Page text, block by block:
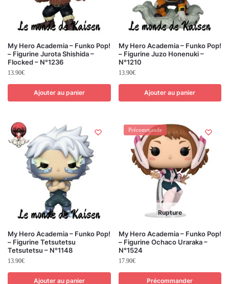
My Hero Academia – Funko Pop!
– Figurine Jurota Shishida –
Flocked – N°1236
13.90€
Ajouter au panier
My Hero Academia – Funko Pop!
– Figurine Juzo Honenuki –
N°1210
13.90€
Ajouter au panier
My Hero Academia – Funko Pop!
– Figurine Tetsutetsu
Tetsutetsu – N°1148
13.90€
Ajouter au panier
Précommande
Rupture
My Hero Academia – Funko Pop!
– Figurine Ochaco Uraraka –
N°1524
17.90€
Précommander